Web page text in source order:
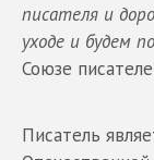
писателя и
уходе и будем
Союзе
Писатель